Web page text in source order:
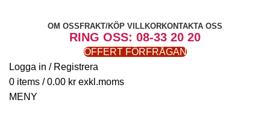
OM OSS FRAKT/KÖP VILLKORKONTAKTA OSS
RING OSS: 08-33 20 20
OFFERT FÖRFRÅGAN
Logga in / Registrera
0 items / 0.00 kr
MENY